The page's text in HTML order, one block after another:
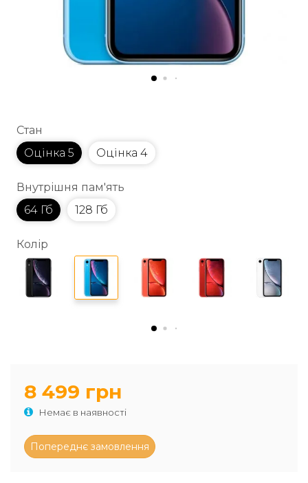
Стан
Оцінка 5
Оцінка 4
Внутрішня пам'ять
64 Гб
128 Гб
Колір
8 499 грн
Немає в наявності